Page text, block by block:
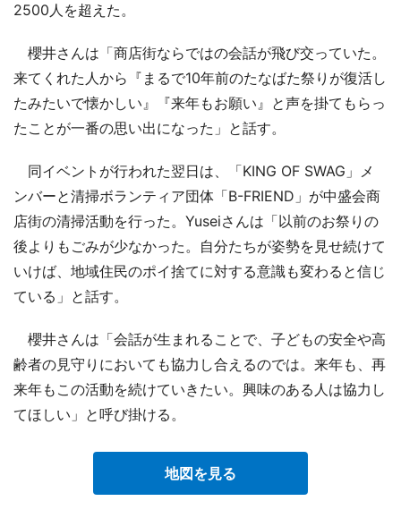
2500人を超えた。
櫻井さんは「商店街ならではの会話が飛び交っていた。
来てくれた人から『まるで10年前のたなばた祭りが復活し
たみたいで懐かしい』『来年もお願い』と声を掛てもらっ
たことが一番の思い出になった」と話す。
同イベントが行われた翌日は、「KING OF SWAG」メ
ンバーと清掃ボランティア団体「B-FRIEND」が中盛会商
店街の清掃活動を行った。Yuseiさんは「以前のお祭りの
後よりもごみが少なかった。自分たちが姿勢を見せ続けて
いけば、地域住民のポイ捨てに対する意識も変わると信じ
ている」と話す。
櫻井さんは「会話が生まれることで、子どもの安全や高
齢者の見守りにおいても協力し合えるのでは。来年も、再
来年もこの活動を続けていきたい。興味のある人は協力し
てほしい」と呼び掛ける。
地図を見る